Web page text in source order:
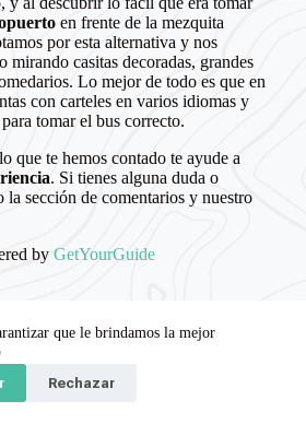
que le brindamos la mejor
Rechazar
en frente de la mezquita
por esta alternativa y nos
mirando casitas decoradas, grandes
Lo mejor de todo es que en
con carteles en varios idiomas y
tomar el bus correcto.
que te hemos contado te ayude a
. Si tienes alguna duda o
la sección de comentarios y nuestro
byGetYourGuide